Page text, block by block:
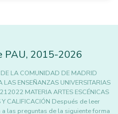
PAU, 2015-2026
LA COMUNIDAD DE MADRID
LAS ENSEÑANZAS UNIVERSITARIAS
MATERIA ARTES ESCÉNICAS
Y CALIFICACIÓN Después de leer
las preguntas de la siguiente forma